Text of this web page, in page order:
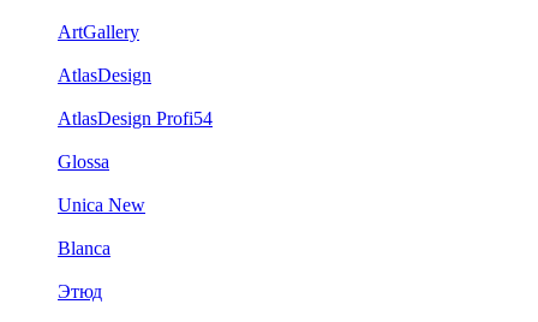
ArtGallery
AtlasDesign
AtlasDesign Profi54
Glossa
Unica New
Blanca
Этюд